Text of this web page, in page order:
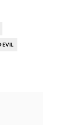
EVIL